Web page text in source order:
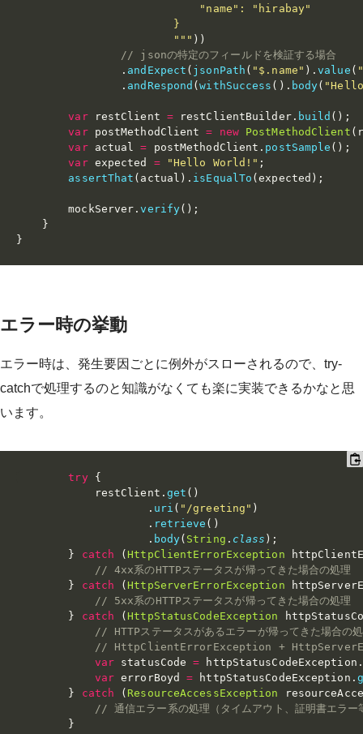
                            "name": "hirabay"
                        }
                        """
) )
// jsonの特定のフィールドを検証する場合
. andExpect ( jsonPath ( "$.name" ) .value (
. andRespond (withSuccess ( ) . body(
var restClient = restClientBuilder. build ( ) ;
var postMethodClient = new PostMethodClient (
var actual = postMethodClient . postSample ( ) ;
var expected = "Hello World!" ;
assertThat ( actual ) . isEqualTo (expected ) ;
        mockServer
.verify( ) ;
}
}
エラー時の挙動
エラー時は、発生要因ごとに例外がスローされるので、try-
catchで処理するのと知識がなくても楽に実装できるかなと思
います。
try
{
            restClient
. get ( )
. uri ( "/greeting" )
. retrieve ( )
. body( String . class ) ;
}
catch ( HttpClientErrorException
// 4xx系のHTTPステータスが帰ってきた場合の処理
}
catch ( HttpServerErrorException
// 5xx系のHTTPステータスが帰ってきた場合の処理
}
catch ( HttpStatusCodeException
// HTTPステータスがあるエラーが帰ってきた場合の
// HttpClientErrorException +
var statusCode = httpStatusCodeException .
var errorBoyd = httpStatusCodeException .
}
catch ( ResourceAccessException
// 通信エラー系の処理（タイムアウト、証明書エラー
}